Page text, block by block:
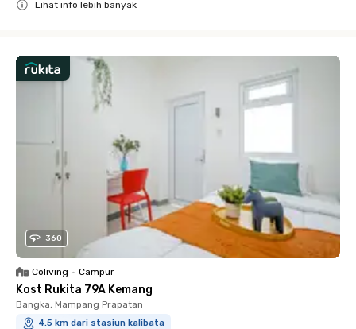
Lihat info lebih banyak
360
Coliving • Campur
Kost Rukita 79A Kemang
Bangka, Mampang Prapatan
4.5 km dari stasiun kalibata